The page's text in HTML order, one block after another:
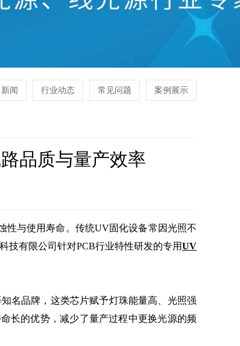
闻 行业动态 常见问题 案例展示
品质与量产效率
与使用寿命。传统UV固化设备常因光照不
技有限公司针对PCB行业特性研发的专用UV
名品牌，这类芯片赋予灯珠能量高、光照强
长的优势，减少了量产过程中更换光源的频